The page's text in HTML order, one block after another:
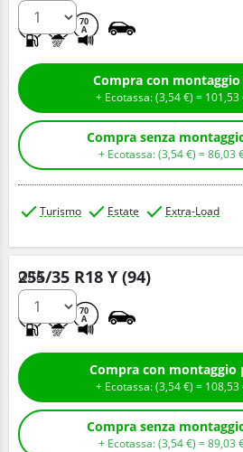
70
A
+ Ecotassa: (3,54€ ) = 101,53
+ Ecotassa: (3,54€ ) =86,03
Turismo Estate Extra-Load
255/35 R18 Y (94)
70
A
Q.tà
+ Ecotassa: (3,54€ ) = 108,53
+ Ecotassa: (3,54€ ) =89,03